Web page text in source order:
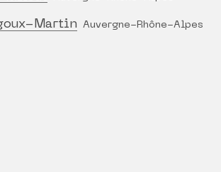
Martin Auvergne-Rhône-Alpes